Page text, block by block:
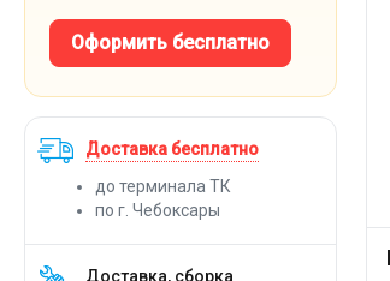
Оформить бесплатно
Доставка бесплатно
до терминала ТК
по г. Чебоксары
Доставка, сборка